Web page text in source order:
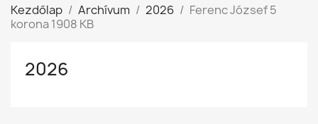
Kezdőlap Archívum 2026
Ferenc József 5
korona 1908 KB
2026